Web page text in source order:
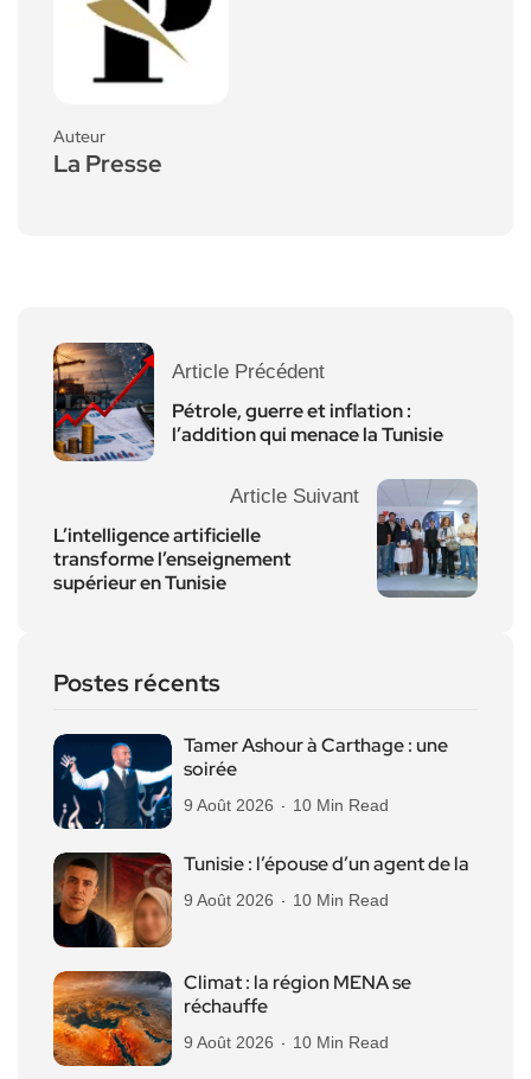
Auteur
La Presse
Article Précédent
Pétrole, guerre et inflation :
l’addition qui menace la Tunisie
Article Suivant
L’intelligence artificielle
transforme l’enseignement
supérieur en Tunisie
Postes récents
Tamer Ashour à Carthage : une
soirée
9 Août 2026 10 Min Read
Tunisie : l’épouse d’un agent de la
9 Août 2026 10 Min Read
Climat : la région MENA se
réchauffe
9 Août 2026 10 Min Read